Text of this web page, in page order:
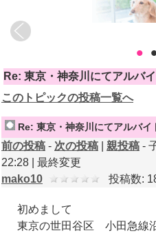
•
Re: 東京・神奈川にてアルバ
このトピックの投稿一覧へ
Re: 東京・神奈川にてアルバイ
前の投稿 - 次の投稿 親投稿 -
22:28 | 最終変更
mako10
投稿数:
初めまして
東京の世田谷区 小田急線